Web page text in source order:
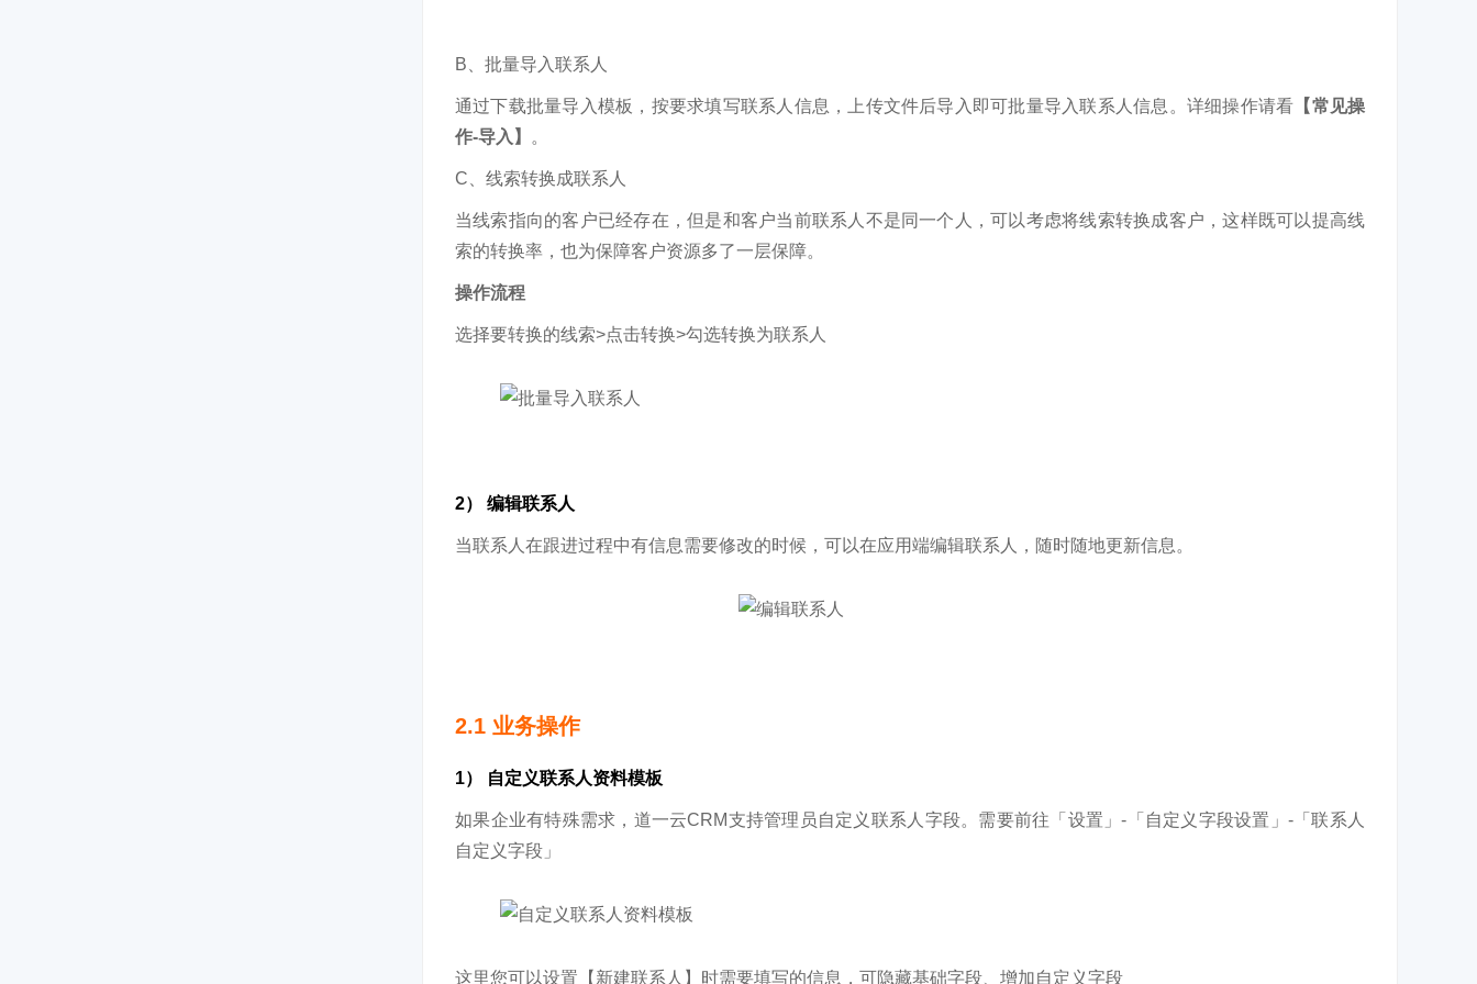
B、批量导入联系人
通过下载批量导入模板，按要求填写联系人信息，上传文件后导入即可批量导入联系人信息。详细操作请看 【常见操
作-导入】
。
C、线索转换成联系人
当线索指向的客户已经存在，但是和客户当前联系人不是同一个人，可以考虑将线索转换成客户，这样既可以提高线
索的转换率，也为保障客户资源多了一层保障。
操作流程
选择要转换的线索>点击转换>勾选转换为联系人
2） 编辑联系人
当联系人在跟进过程中有信息需要修改的时候，可以在应用端编辑联系人，随时随地更新信息。
2.1 业务操作
1） 自定义联系人资料模板
如果企业有特殊需求，道一云CRM支持管理员自定义联系人字段。需要前往「设置」-「自定义字段设置」-「联系人
自定义字段」
这里您可以设置【新建联系人】时需要填写的信息，可隐藏基础字段、增加自定义字段